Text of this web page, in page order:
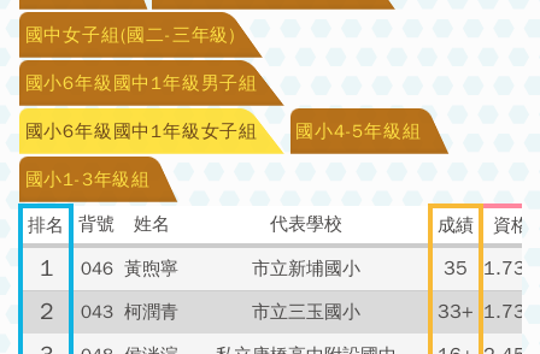
大專男子組 大專女子組
高中男子組
高中女子組
國中男子組(國二-三年級)
國中女子組(國二-三年級)
國小6年級國中1年級男子組
國小6年級國中1年級女子組
國小4-5年級組
國小1-3年級組